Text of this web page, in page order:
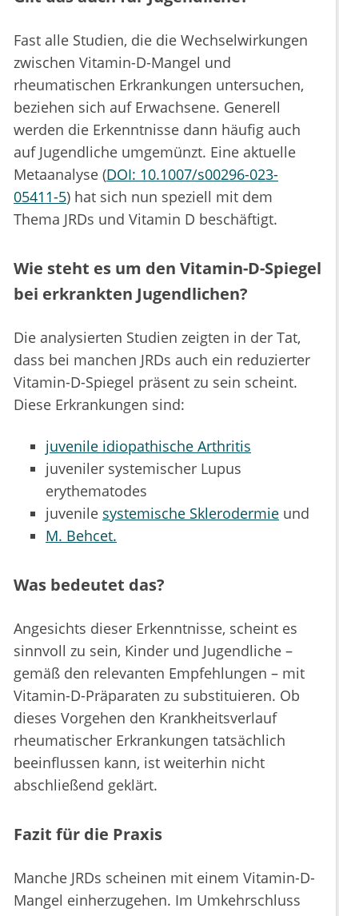
Fast alle Studien, die die Wechselwirkungen
zwischen Vitamin-D-Mangel und
rheumatischen Erkrankungen untersuchen,
beziehen sich auf Erwachsene. Generell
werden die Erkenntnisse dann häufig auch
auf Jugendliche umgemünzt. Eine aktuelle
Metaanalyse (DOI: 10.1007/s00296-023-
05411-5) hat sich nun speziell mit dem
Thema JRDs und Vitamin D beschäftigt.
Wie steht es um den Vitamin-D-Spiegel
bei erkrankten Jugendlichen?
Die analysierten Studien zeigten in der Tat,
dass bei manchen JRDs auch ein reduzierter
Vitamin-D-Spiegel präsent zu sein scheint.
Diese Erkrankungen sind:
juvenile idiopathische Arthritis
juveniler systemischer Lupus
erythematodes
juvenile systemische Sklerodermie und
M. Behcet.
Was bedeutet das?
Angesichts dieser Erkenntnisse, scheint es
sinnvoll zu sein, Kinder und Jugendliche –
gemäß den relevanten Empfehlungen – mit
Vitamin-D-Präparaten zu substituieren. Ob
dieses Vorgehen den Krankheitsverlauf
rheumatischer Erkrankungen tatsächlich
beeinflussen kann, ist weiterhin nicht
abschließend geklärt.
Fazit für die Praxis
Manche JRDs scheinen mit einem Vitamin-D-
Mangel einherzugehen. Im Umkehrschluss